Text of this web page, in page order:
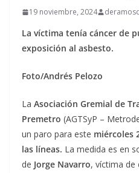
19 noviembre, 2024
La víctima tenía cáncer de
exposición al asbesto.
Foto/Andrés Pelozo
La Asociación Gremial de
Premetro (AGTSyP –
un paro para este miércoles
las líneas. La medida es en
de Jorge Navarro, víctima de